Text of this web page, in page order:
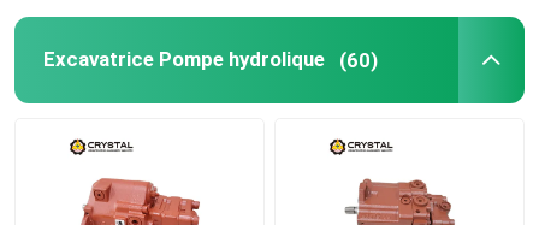
Réducteur de voyage
Excavatrice Pompe hydrolique (60)